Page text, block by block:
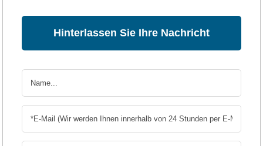
Hinterlassen Sie Ihre Nachricht